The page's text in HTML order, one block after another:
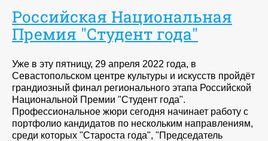
Российская Национальная
Премия "Студент года"
Уже в эту пятницу, 29 апреля 2022 года, в
Севастопольском центре культуры и искусств пройдёт
грандиозный финал регионального этапа Российской
Национальной Премии "Студент года".
Профессиональное жюри сегодня начинает работу с
портфолио кандидатов по нескольким направлениям,
среди которых "Староста года", "Председатель